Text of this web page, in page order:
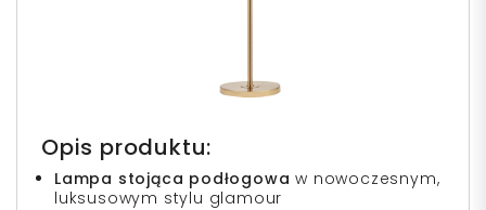
Opis produktu:
Lampa stojąca podłogowaw nowoczesnym,
luksusowym stylu glamour